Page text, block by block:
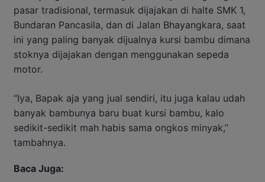
pasar tradisional, termasuk dijajakan di halte SMK 1,
Bundaran Pancasila, dan di Jalan Bhayangkara, saat
ini yang paling banyak dijualnya kursi bambu dimana
stoknya dijajakan dengan menggunakan sepeda
motor.
“Iya, Bapak aja yang jual sendiri, itu juga kalau udah
banyak bambunya baru buat kursi bambu, kalo
sedikit-sedikit mah habis sama ongkos minyak,”
tambahnya.
Baca Juga: